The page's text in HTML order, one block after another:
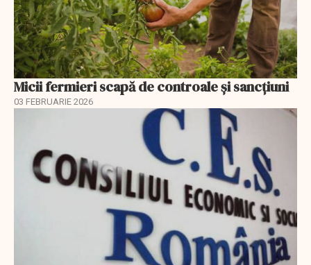
Micii fermieri scapă de controale și sancțiuni
03 FEBRUARIE 2026